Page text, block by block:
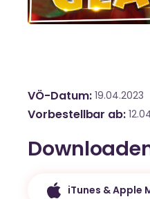
VÖ-Datum 19.04.2023
Vorbestellbar ab
iTunes & Apple